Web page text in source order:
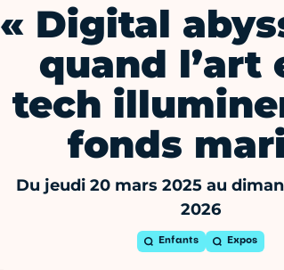
« Digital
quand l’art
tech
fonds
Du jeudi 20 mars 2025 au
2026
Enfants Expos